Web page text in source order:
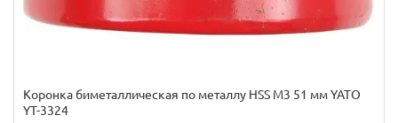
Коронка биметаллическая по металлу HSS M3 51 мм YATO
YT-3324